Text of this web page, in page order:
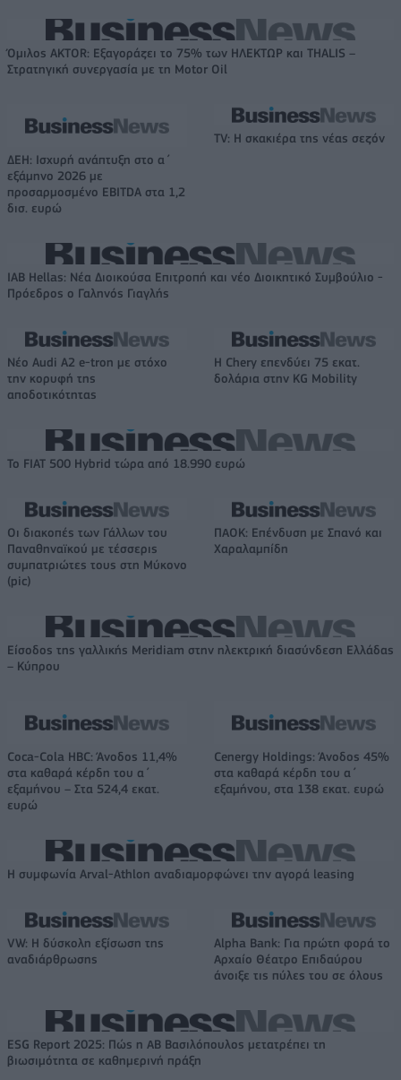
Όμιλος AKTOR: Εξαγοράζει το 75% των ΗΛΕΚΤΩΡ και THALIS –
Στρατηγική συνεργασία με τη Motor Oil
ΔΕΗ: Ισχυρή ανάπτυξη στο α΄
εξάμηνο 2026 με
προσαρμοσμένο EBITDA στα 1,2
δισ. ευρώ
TV: Η σκακιέρα της νέας σεζόν
IAB Hellas: Νέα Διοικούσα Επιτροπή και νέο Διοικητικό Συμβούλιο -
Πρόεδρος ο Γαληνός Γιαγλής
Νέο Audi A2 e-tron με στόχο
την κορυφή της
αποδοτικότητας
Η Chery επενδύει 75 εκατ.
δολάρια στην KG Mobility
Το FIAT 500 Hybrid τώρα από 18.990 ευρώ
Οι διακοπές των Γάλλων του
Παναθηναϊκού με τέσσερις
συμπατριώτες τους στη Μύκονο
(pic)
ΠΑΟΚ: Επένδυση με Σπανό και
Χαραλαμπίδη
Είσοδος της γαλλικής Meridiam στην ηλεκτρική διασύνδεση Ελλάδας
– Κύπρου
Coca-Cola HBC: Άνοδος 11,4%
στα καθαρά κέρδη του α΄
εξαμήνου – Στα 524,4 εκατ.
ευρώ
Cenergy Holdings: Άνοδος 45%
στα καθαρά κέρδη του α΄
εξαμήνου, στα 138 εκατ. ευρώ
Η συμφωνία Arval-Athlon αναδιαμορφώνει την αγορά leasing
VW: Η δύσκολη εξίσωση της
αναδιάρθρωσης
Alpha Bank: Για πρώτη φορά το
Αρχαίο Θέατρο Επιδαύρου
άνοιξε τις πύλες του σε όλους
ESG Report 2025: Πώς η ΑΒ Βασιλόπουλος μετατρέπει τη
βιωσιμότητα σε καθημερινή πράξη